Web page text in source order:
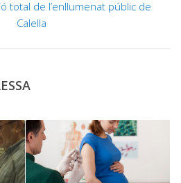
total de l’enllumenat públic de
Calella